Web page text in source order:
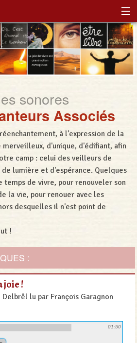
sonores
Associés
à l'expression de la
d'unique, d'édifiant, afin
camp : celui des veilleurs de
lumière et d'espérance. Quelques
temps de vivre, pour renouveler son
la vie, pour renouer avec les
desquelles il n'est point de
!
:
joie !
lu par François Garagnon
01:50